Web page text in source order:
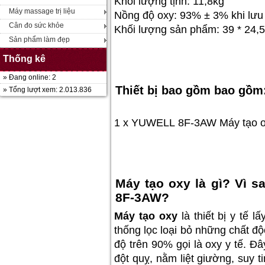
Máy massage trị liệu
Cân đo sức khỏe
Sản phẩm làm đẹp
Thống kê
» Đang online: 2
» Tổng lượt xem: 2.013.836
Nồng độ oxy: 93% ± 3% khi
Khối lượng sản phẩm: 39 *
Thiết bị bao gồm bao
1 x YUWELL 8F-3AW Máy tạo
Máy tạo oxy là gì? Vì
8F-3AW?
Máy tạo oxylà thiết bị y tế
thống lọc loại bỏ những chất
độ trên 90% gọi là oxy y tế.
đột quỵ, nằm liệt giường, suy